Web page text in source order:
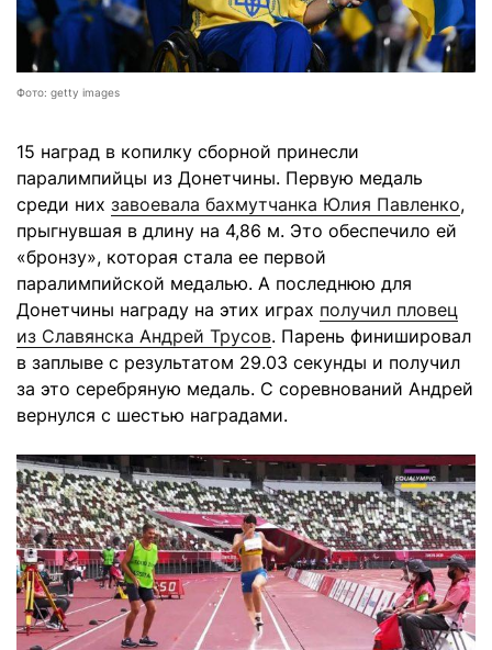
Фото: getty images
15 наград в копилку сборной принесли
паралимпийцы из Донетчины. Первую медаль
среди них завоевала бахмутчанка Юлия Павленко,
прыгнувшая в длину на 4,86 м. Это обеспечило ей
«бронзу», которая стала ее первой
паралимпийской медалью. А последнюю для
Донетчины награду на этих играх получил пловец
из Славянска Андрей Трусов. Парень финишировал
в заплыве с результатом 29.03 секунды и получил
за это серебряную медаль. С соревнований Андрей
вернулся с шестью наградами.